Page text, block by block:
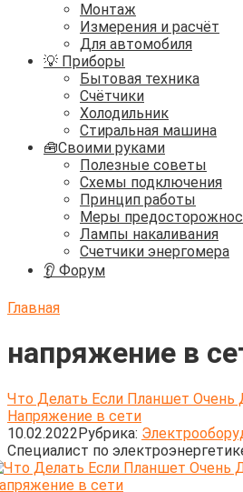
Монтаж
Измерения и расчёт
Для автомобиля
💡 Приборы
Бытовая техника
Счётчики
Холодильник
Стиральная машина
🧰Своими руками
Полезные советы
Схемы подключения
Принцип работы
Меры
Лампы накаливания
Счетчики энергомера
👂 Форум
Главная
напряжение в
Что Делать Если Планшет Очень
Напряжение в сети
10.02.2022Рубрика:
Cпециалист по